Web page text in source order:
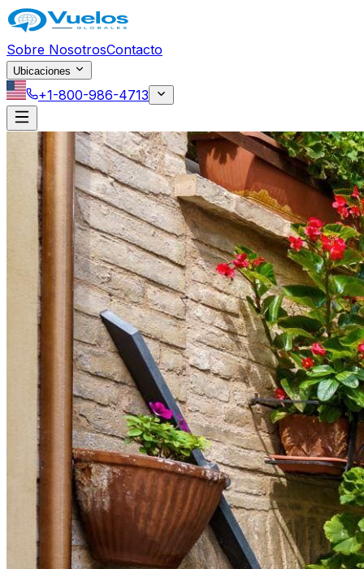
Saltar al contenido principal
Sobre NosotrosContacto
Ubicaciones
+1-800-986-4713